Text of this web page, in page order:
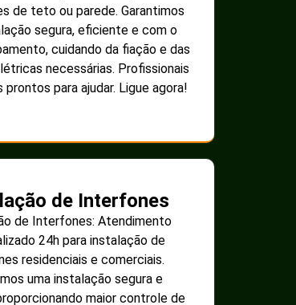
de teto ou parede. Garantimos
segura, eficiente e com o
cuidando da fiação e das
necessárias. Profissionais
prontos para ajudar. Ligue agora!
de Interfones
de Interfones: Atendimento
24h para instalação de
residenciais e comerciais.
uma instalação segura e
maior controle de